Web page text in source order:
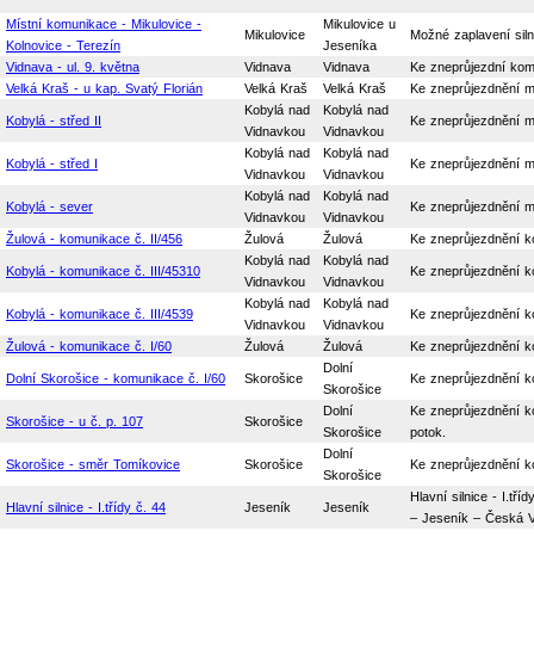
Místní komunikace - Mikulovice -
Kolnovice - Terezín
Mikulovice
Mikulovice u
Jeseníka
Možné zaplavení
Vidnava - ul. 9. května Vidnava Vidnava
Ke zneprůjezdní
Velká Kraš - u kap. Svatý Florián
Velká Kraš Velká Kraš Ke zneprůjezdnění
Kobylá - střed II
Kobylá nad
Vidnavkou
Kobylá nad
Vidnavkou
Ke zneprůjezdnění
Kobylá - střed I
Kobylá nad
Vidnavkou
Kobylá nad
Vidnavkou
Ke zneprůjezdnění
Kobylá - sever
Kobylá nad
Vidnavkou
Kobylá nad
Vidnavkou
Ke zneprůjezdnění
Žulová - komunikace č. II/456 Žulová Žulová Ke zneprůjezdnění
Kobylá - komunikace č. III/45310
Kobylá nad
Vidnavkou
Kobylá nad
Vidnavkou
Ke zneprůjezdnění
Kobylá - komunikace č. III/4539
Kobylá nad
Vidnavkou
Kobylá nad
Vidnavkou
Ke zneprůjezdnění
Žulová - komunikace č. I/60 Žulová Žulová Ke zneprůjezdnění
Dolní Skorošice - komunikace č. I/60 Skorošice
Dolní
Skorošice
Ke zneprůjezdnění
Skorošice - u č. p. 107 Skorošice
Dolní
Skorošice
Ke zneprůjezdnění
potok.
Skorošice - směr Tomíkovice Skorošice
Dolní
Skorošice
Ke zneprůjezdnění
Hlavní silnice - I.třídy č. 44 Jeseník Jeseník
Hlavní silnice -
– Jeseník – Česká